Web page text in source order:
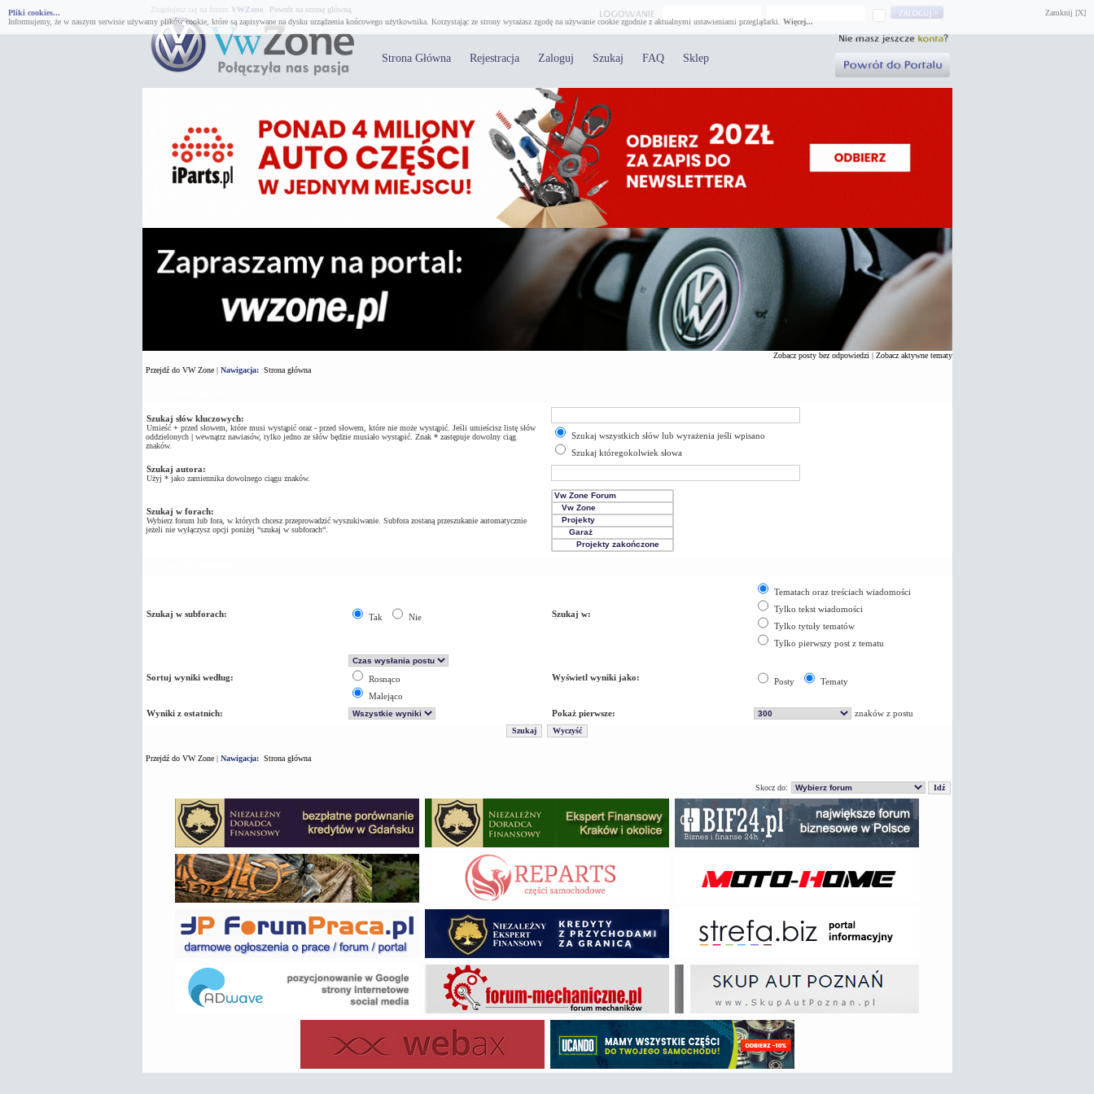
Zamknij [X]
Pliki cookies...
Informujemy, że w naszym serwisie używamy plików cookie, które są zapisywane na dysku urządzenia końcowego użytkownika. Korzystając ze strony wyrażasz zgodę na używanie cookie zgodnie z aktualnymi ustawieniami przeglądarki. Więcej...
Znajdujesz się na forum VWZone. Powrót na stronę główną.
Strona Główna Rejestracja Zaloguj Szukaj FAQ Sklep
Zobacz posty bez odpowiedzi | Zobacz aktywne tematy
Przejdź do VW Zone| Nawigacja: Strona główna
Szukaj słów kluczowych:
Umieść +przed słowem, które musi wystąpić oraz -przed słowem, które nie może wystąpić. Jeśli umieścisz listę słów
oddzielonych |wewnątrz nawiasów, tylko jedno ze słów będzie musiało wystąpić. Znak * zastępuje dowolny ciąg
znaków.
Szukaj wszystkich słów lub wyrażenia jeśli wpisano
Szukaj któregokolwiek słowa
Szukaj autora:
Użyj * jako zamiennika dowolnego ciągu znaków.
Szukaj w forach:
Wybierz forum lub fora, w których chcesz przeprowadzić wyszukiwanie. Subfora zostaną przeszukanie automatycznie
jeżeli nie wyłączysz opcji poniżej “szukaj w subforach“.
Szukaj w subforach: Tak Nie Szukaj w:
Tematach oraz treściach wiadomości
Tylko tekst wiadomości
Tylko tytuły tematów
Tylko pierwszy post z tematu
Sortuj wyniki według:
Rosnąco
Malejąco
Wyświetl wyniki jako: Posty Tematy
Wyniki z ostatnich: Pokaż pierwsze: znaków z postu
Przejdź do VW Zone| Nawigacja: Strona główna
Skocz do: